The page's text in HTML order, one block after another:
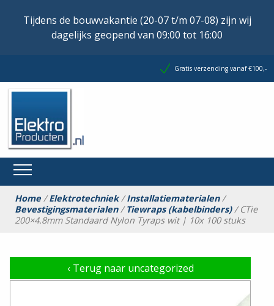
Tijdens de bouwvakantie (20-07 t/m 07-08) zijn wij
dagelijks geopend van 09:00 tot 16:00
Gratis verzending vanaf €100,-
Home/Elektrotechniek/Installatiematerialen/
Bevestigingsmaterialen/Tiewraps (kabelbinders)/ CTie
200×4.8mm Standaard Nylon Tyraps wit | 10x 100 stuks
‹Terug naar uncategorized